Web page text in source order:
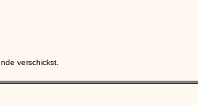
verschickst.